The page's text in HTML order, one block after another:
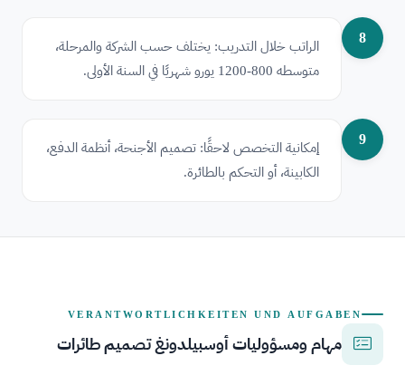
8
الراتب خلال التدريب: يختلف حسب الشركة والمرحلة،
متوسطه 800-1200 يورو شهريًا في السنة الأولى.
9
إمكانية التخصص لاحقًا: تصميم الأجنحة، أنظمة الدفع،
الكابينة، أو التحكم بالطائرة.
VERANTWORTLICHKEITEN UND AUFGABEN
مهام ومسؤوليات أوسبيلدونغ تصميم طائرات